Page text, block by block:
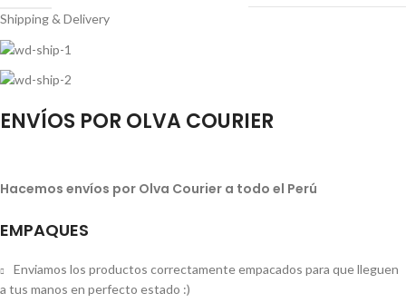
Shipping & Delivery
ENVÍOS POR OLVA COURIER
Hacemos envíos por Olva Courier a todo el Perú
EMPAQUES
Enviamos los productos correctamente empacados para que lleguen
a tus manos en perfecto estado :)